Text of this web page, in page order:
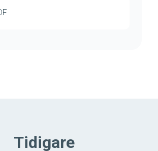
Tidigare